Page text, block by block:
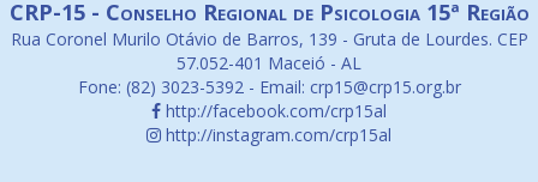
CRP-15 - Conselho Regional de Psicologia 15ª Região
Rua Coronel Murilo Otávio de Barros, 139 - Gruta de Lourdes. CEP
57.052-401 Maceió - AL
Fone: (82) 3023-5392 - Email: crp15@crp15.org.br
http://facebook.com/crp15al
http://instagram.com/crp15al